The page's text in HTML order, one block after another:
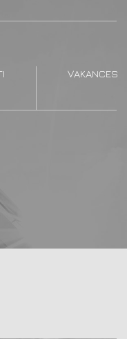
VAKANCES